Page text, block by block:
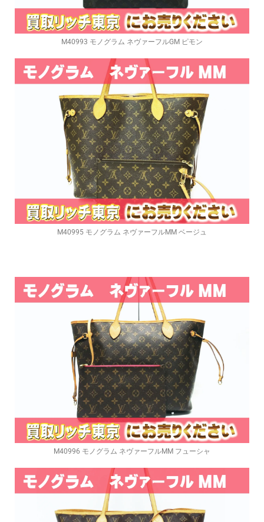
M40993 モノグラム ネヴァーフルGM ピモン
M40995 モノグラム ネヴァーフルMM ベージュ
M40996 モノグラム ネヴァーフルMM フューシャ